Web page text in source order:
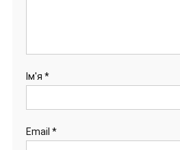
Ім'я *
Email *